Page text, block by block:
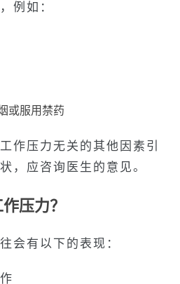
例如：
或服用禁药
作压力无关的其他因素引
，应咨询医生的意见。
压力？
会有以下的表现：